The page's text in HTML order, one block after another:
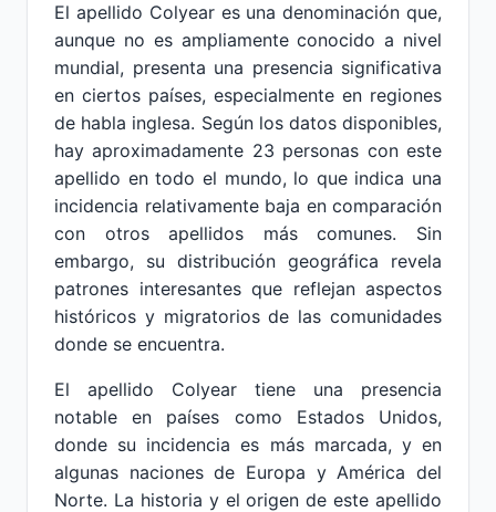
El apellido Colyear es una denominación que,
aunque no es ampliamente conocido a nivel
mundial, presenta una presencia significativa
en ciertos países, especialmente en regiones
de habla inglesa. Según los datos disponibles,
hay aproximadamente 23 personas con este
apellido en todo el mundo, lo que indica una
incidencia relativamente baja en comparación
con otros apellidos más comunes. Sin
embargo, su distribución geográfica revela
patrones interesantes que reflejan aspectos
históricos y migratorios de las comunidades
donde se encuentra.
El apellido Colyear tiene una presencia
notable en países como Estados Unidos,
donde su incidencia es más marcada, y en
algunas naciones de Europa y América del
Norte. La historia y el origen de este apellido